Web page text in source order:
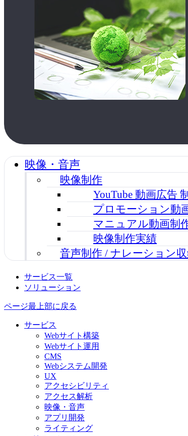
映像・音声
映像制作
YouTube 動画広告
プロモーション動
マニュアル動画制
映像制作実績
音声制作 / ナレーション
サービス一覧
ソリューション
ページ最上部に戻る
サービス
Webサイト構築
Webサイト運用
CMS
Webシステム開発
UX
アクセシビリティ
アクセス解析
映像・音声
アプリ開発
ライティング